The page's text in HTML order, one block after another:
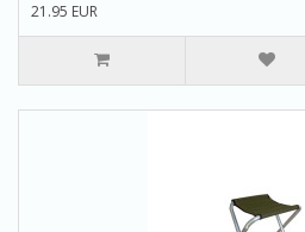
21.95 EUR